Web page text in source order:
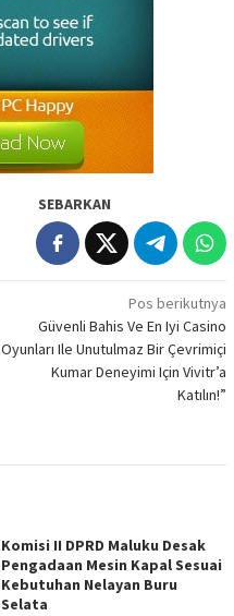
SEBARKAN
Pos berikutnya
Güvenli Bahis Ve En Iyi Casino
Oyunları Ile Unutulmaz Bir Çevrimiçi
Kumar Deneyimi Için Vivitr’a
Katılın!”
Komisi II DPRD Maluku Desak
Pengadaan Mesin Kapal Sesuai
Kebutuhan Nelayan Buru
Selata